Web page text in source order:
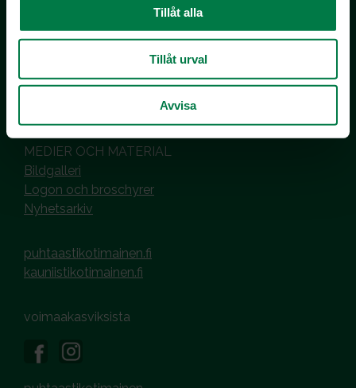
Tillåt alla
Tillåt urval
Avvisa
co MTK / Laatua Suomesta OY
PL 510
Hantering av cookies
Dataskyddsbeskrivning
MEDIER OCH MATERIAL
Bildgalleri
Logon och broschyrer
Nyhetsarkiv
puhtaastikotimainen.fi
kauniistikotimainen.fi
voimaakasviksista